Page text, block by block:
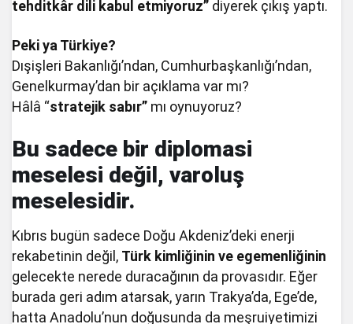
tehditkâr dili kabul etmiyoruz” diyerek çıkış yaptı.
Peki ya Türkiye?
Dışişleri Bakanlığı’ndan, Cumhurbaşkanlığı’ndan,
Genelkurmay’dan bir açıklama var mı?
Hâlâ “stratejik sabır” mı oynuyoruz?
Bu sadece bir diplomasi
meselesi değil, varoluş
meselesidir.
Kıbrıs bugün sadece Doğu Akdeniz’deki enerji
rekabetinin değil, Türk kimliğinin ve egemenliğinin
gelecekte nerede duracağının da provasıdır. Eğer
burada geri adım atarsak, yarın Trakya’da, Ege’de,
hatta Anadolu’nun doğusunda da meşruiyetimizi